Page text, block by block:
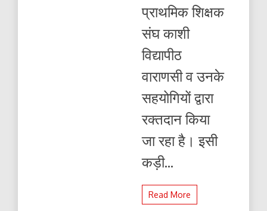
प्राथमिक शिक्षक
संघ काशी
विद्यापीठ
वाराणसी व उनके
सहयोगियों द्वारा
रक्तदान किया
जा रहा है। इसी
कड़ी...
Read More